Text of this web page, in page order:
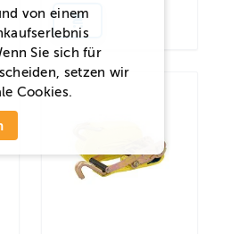
von einem
Sie sich für
setzen wir
Cookies.